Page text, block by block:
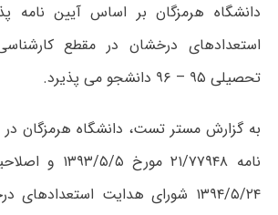
دانشگاه هرمزگان بر اساس آیین نامه
استعدادهای درخشان در مقطع
تحصیلی ۹۵ – ۹۶ دانشجو می پذیرد.
به گزارش مستر تست، دانشگاه هرمزگان در
۱۳۹۴/۵/۲۴ شورای هدایت